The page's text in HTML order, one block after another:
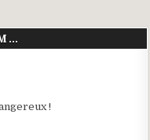
…
!